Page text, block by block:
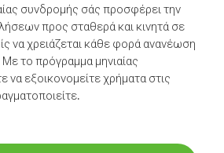
συνδρομής σάς προσφέρει την
προς σταθερά και κινητά σε
να χρειάζεται κάθε φορά ανανέωση
το πρόγραμμα μηνιαίας
να εξοικονομείτε χρήματα στις